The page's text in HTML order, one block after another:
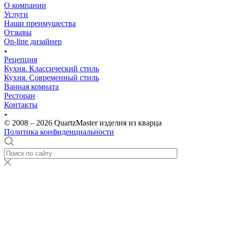
О компании
Услуги
Наши преимущества
Отзывы
On-line дизайнер
Рецепция
Кухня. Классический стиль
Кухня. Современный стиль
Ванная комната
Ресторан
Контакты
© 2008 – 2026 QuartzMaster изделия из кварца
Политика конфиденциальности